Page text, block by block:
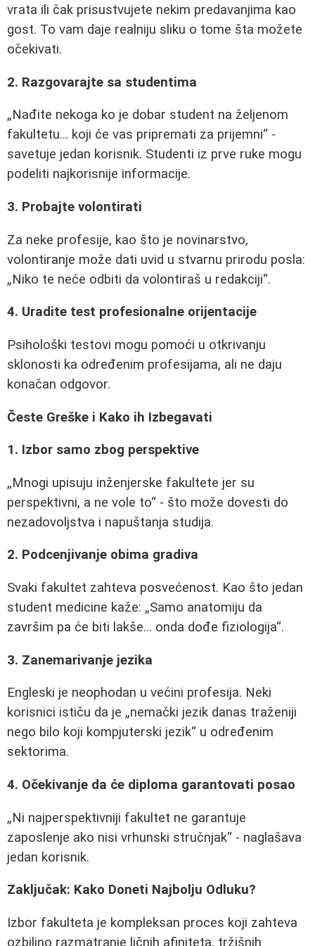
vrata ili čak prisustvujete nekim predavanjima kao
gost. To vam daje realniju sliku o tome šta možete
očekivati.
2. Razgovarajte sa studentima
Nađite nekoga ko je dobar student na željenom
fakultetu... koji će vas pripremati za prijemni
-
savetuje jedan korisnik. Studenti iz prve ruke mogu
podeliti najkorisnije informacije.
3. Probajte volontirati
Za neke profesije, kao što je novinarstvo,
volontiranje može dati uvid u stvarnu prirodu posla:
Niko te neće odbiti da volontiraš u redakciji .
4. Uradite test profesionalne orijentacije
Psihološki testovi mogu pomoći u otkrivanju
sklonosti ka određenim profesijama, ali ne daju
konačan odgovor.
Česte Greške i Kako ih Izbegavati
1. Izbor samo zbog perspektive
Mnogi upisuju inženjerske fakultete jer su
perspektivni, a ne vole to - što može dovesti do
nezadovoljstva i napuštanja studija.
2. Podcenjivanje obima gradiva
Svaki fakultet zahteva posvećenost. Kao što jedan
student medicine kaže:
Samo anatomiju da
završim pa će biti lakše... onda dođe fiziologija .
3. Zanemarivanje jezika
Engleski je neophodan u većini profesija. Neki
korisnici ističu da je
nemački jezik danas traženiji
nego bilo koji kompjuterski jezik u određenim
sektorima.
4. Očekivanje da će diploma garantovati posao
Ni najperspektivniji fakultet ne garantuje
zaposlenje ako nisi vrhunski stručnjak - naglašava
jedan korisnik.
Zaključak: Kako Doneti Najbolju Odluku?
Izbor fakulteta je kompleksan proces koji zahteva
ozbiljno razmatranje ličnih afiniteta, tržišnih